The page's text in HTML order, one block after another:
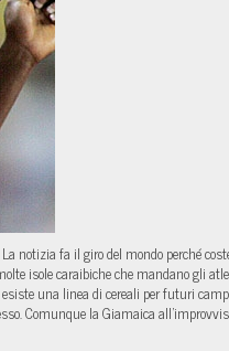
fa il giro del mondo perché
isole caraibiche che mandano gli
una linea di cereali per futuri
Comunque la Giamaica